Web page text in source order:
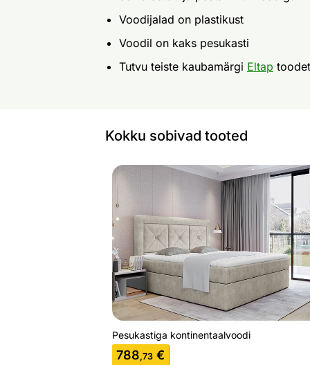
Voodijalad on plastikust
Voodil on kaks pesukasti
Tutvu teiste kaubamärgi Eltap
Kokku sobivad tooted
Pesukastiga kontinentaalvoodi
Otsi sarnaseid
Pesukastiga kontinentaalvoodi
788,73 €